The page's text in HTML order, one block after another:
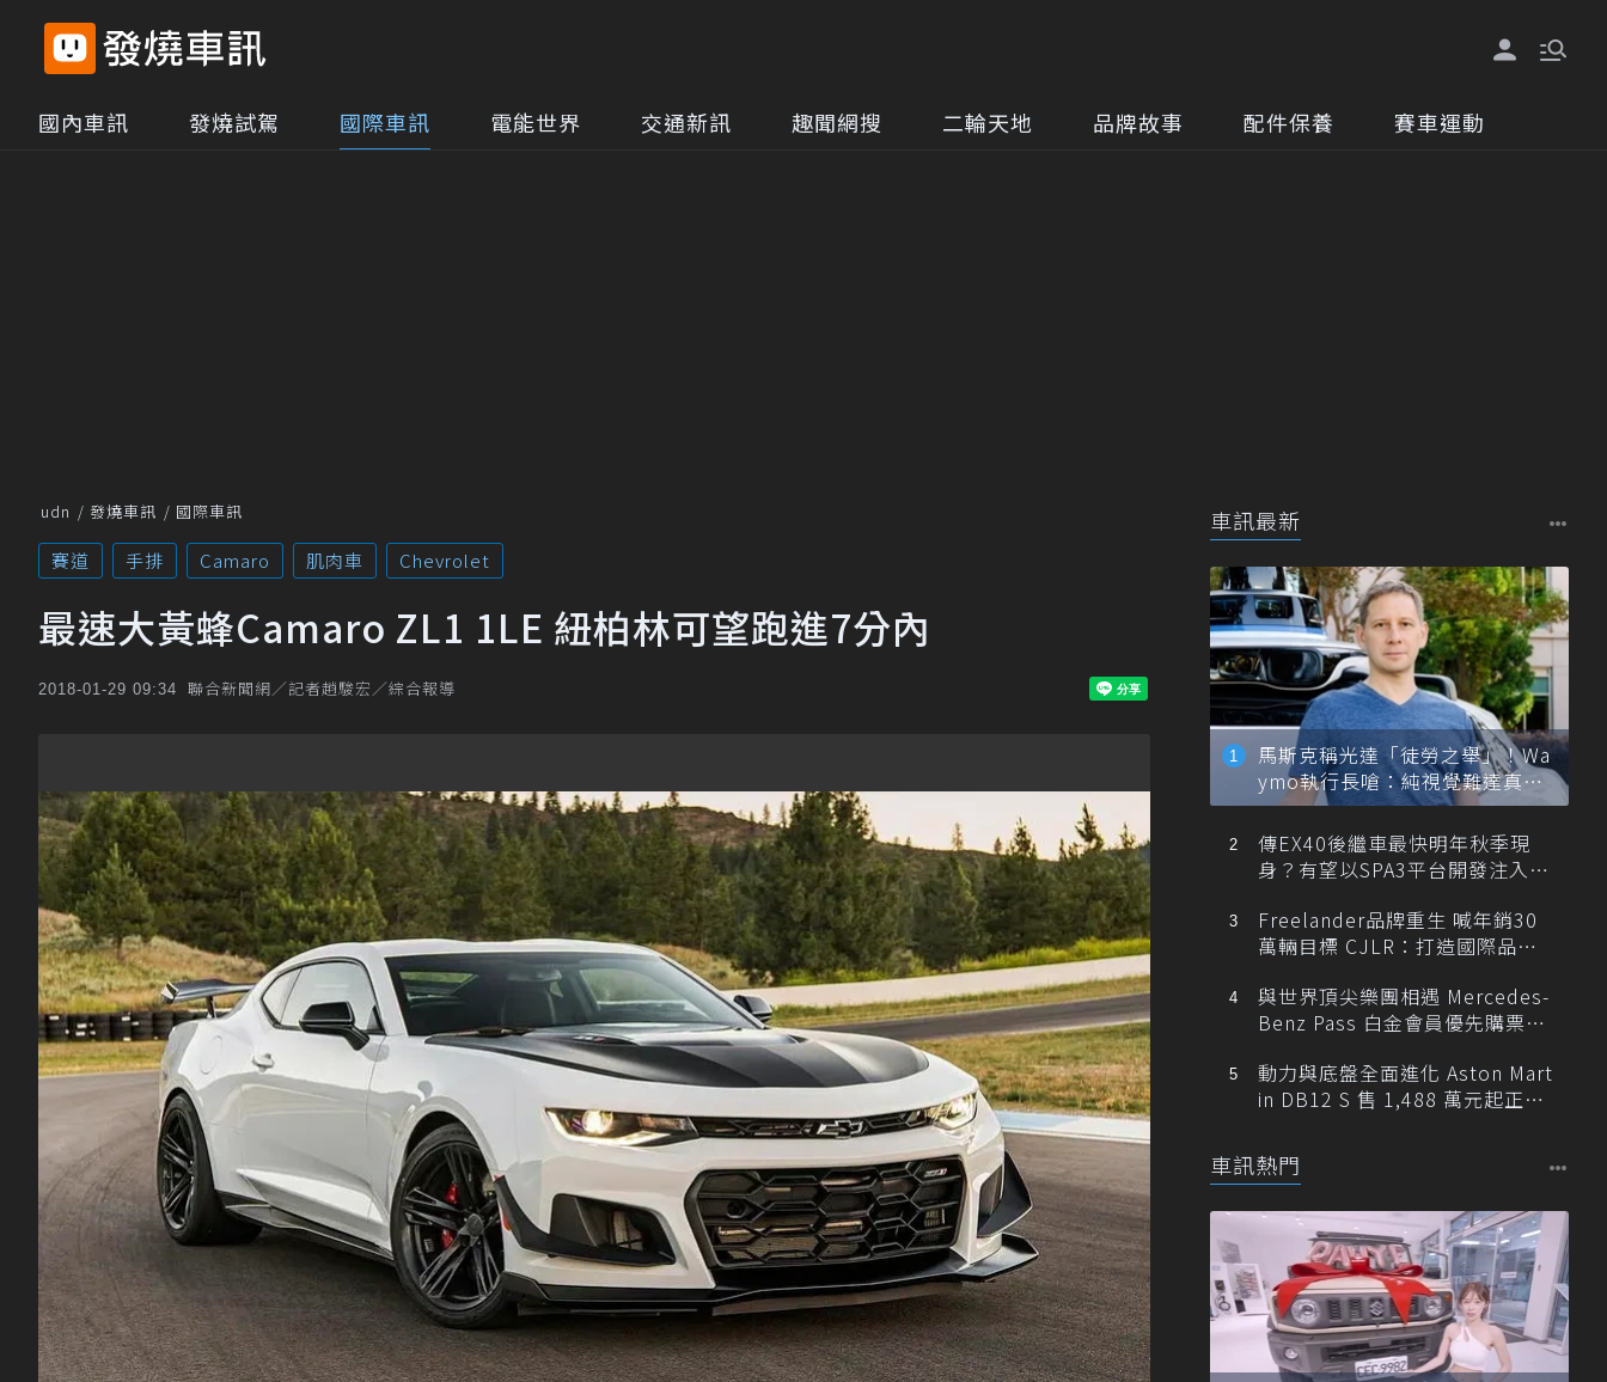
國內車訊 發燒試駕 國際車訊 電能世界 交通新訊 趣聞網搜 二輪天地 品牌故事 配件保養 賽車運動
udn 發燒車訊 國際車訊
賽道 手排 Camaro 肌肉車 Chevrolet
最速大黃蜂Camaro ZL1 1LE 紐柏林可望跑進7分內
2018-01-29 09:34 聯合新聞網／記者趙駿宏／綜合報導
車訊最新
馬斯克稱光達「徒勞之舉」！Wa
ymo執行長嗆：純視覺難達真正
自動駕駛
傳EX40後繼車最快明年秋季現
身？有望以SPA3平台開發注入80
Freelander品牌重生 喊年銷30
萬輛目標 CJLR：打造國際品牌
與世界頂尖樂團相遇 Mercedes-
Benz Pass 白金會員優先購票維
動力與底盤全面進化 Aston Mart
in DB12 S 售 1,488 萬元起正式
車訊熱門